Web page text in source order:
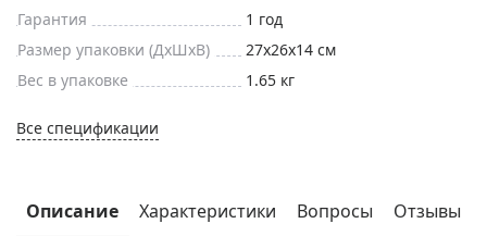
Гарантия
1 год
Размер упаковки (ДxШxВ)
27x26x14 см
Вес в упаковке
1.65 кг
Все спецификации
Описание Характеристики Вопросы Отзывы